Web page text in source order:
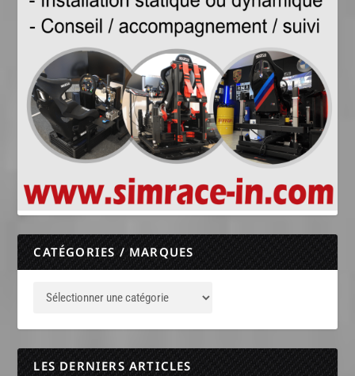
CATÉGORIES / MARQUES
LES DERNIERS ARTICLES